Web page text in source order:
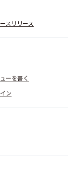
スリリース
ーを書く
ン